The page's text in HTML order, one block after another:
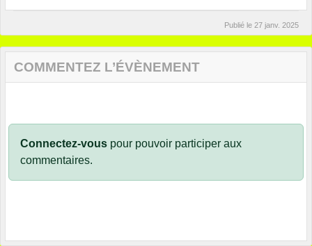
Publié le 27 janv. 2025
COMMENTEZ L’ÉVÈNEMENT
Connectez-vous pour pouvoir participer aux
commentaires.